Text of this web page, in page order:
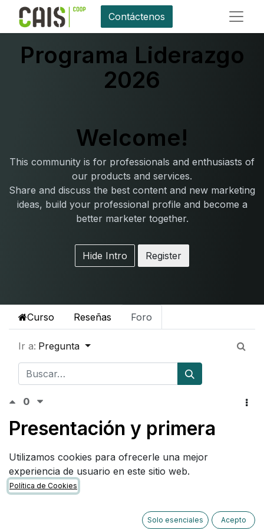
Contáctenos
Programa Liderazgo
2026
Welcome!
This community is for professionals and enthusiasts of
our products and services.
Share and discuss the best content and new marketing
ideas, build your professional profile and become a
better marketer together.
Hide Intro Register
Curso Reseñas Foro
Ir a: Pregunta
0
Presentación y primera
impresión
Israel Sánchez
22 enero 2026
Utilizamos cookies para ofrecerle una mejor
experiencia de usuario en este sitio web.
Política de Cookies
Solo esenciales Acepto